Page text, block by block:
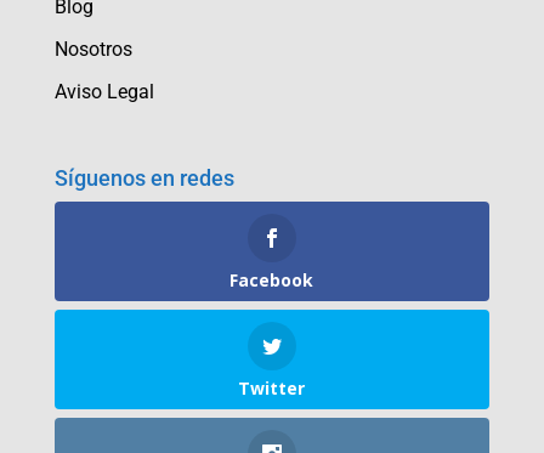
Blog
Nosotros
Aviso Legal
Síguenos en redes
Facebook
Twitter